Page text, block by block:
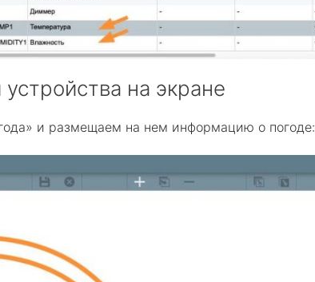
на экране
и размещаем на нем информацию о погоде: